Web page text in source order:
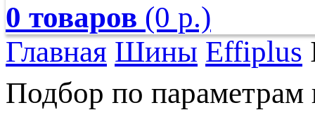
0 товаров (0 р.)
Главная Шины Effiplus
Подбор по